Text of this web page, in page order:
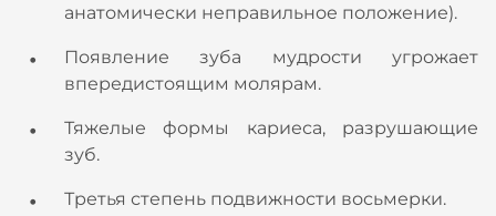
анатомически неправильное положение).
Появление зуба мудрости угрожает
впередистоящим молярам.
Тяжелые формы кариеса, разрушающие
зуб.
Третья степень подвижности восьмерки.